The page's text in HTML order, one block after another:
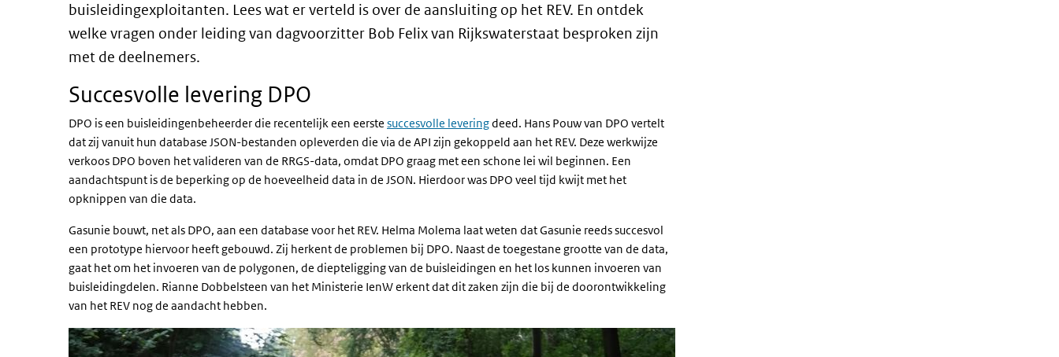
buisleidingexploitanten. Lees wat er verteld is over de aansluiting op het REV. En ontdek
welke vragen onder leiding van dagvoorzitter Bob Felix van Rijkswaterstaat besproken zijn
met de deelnemers.
Succesvolle levering DPO
DPO is een buisleidingenbeheerder die recentelijk een eerste succesvolle leveringdeed. Hans Pouw van DPO vertelt
dat zij vanuit hun database JSON-bestanden opleverden die via de API zijn gekoppeld aan het REV. Deze werkwijze
verkoos DPO boven het valideren van de RRGS-data, omdat DPO graag met een schone lei wil beginnen. Een
aandachtspunt is de beperking op de hoeveelheid data in de JSON. Hierdoor was DPO veel tijd kwijt met het
opknippen van die data.
Gasunie bouwt, net als DPO, aan een database voor het REV. Helma Molema laat weten dat Gasunie reeds succesvol
een prototype hiervoor heeft gebouwd. Zij herkent de problemen bij DPO. Naast de toegestane grootte van de data,
gaat het om het invoeren van de polygonen, de diepteligging van de buisleidingen en het los kunnen invoeren van
buisleidingdelen. Rianne Dobbelsteen van het Ministerie IenW erkent dat dit zaken zijn die bij de doorontwikkeling
van het REV nog de aandacht hebben.